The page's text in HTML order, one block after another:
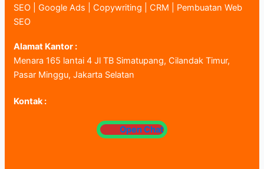
SEO | Google Ads | Copywriting | CRM | Pembuatan Web
SEO
Alamat Kantor :
Menara 165 lantai 4 Jl TB Simatupang, Cilandak Timur,
Pasar Minggu, Jakarta Selatan
Kontak :
Open Chat